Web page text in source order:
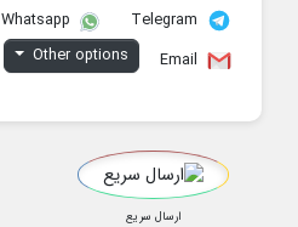
Telegram
Whatsapp
Email
Other options
ارسال سریع